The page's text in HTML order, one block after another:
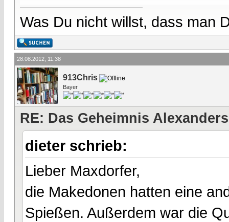
Was Du nicht willst, dass man
28.08.2012, 11:38
913Chris
Bayer
RE: Das Geheimnis Alexanders
dieter schrieb:
Lieber Maxdorfer,
die Makedonen hatten eine
Spießen. Außerdem war die